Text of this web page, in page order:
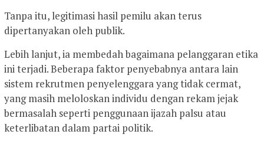
Tanpa itu, legitimasi hasil pemilu akan terus
dipertanyakan oleh publik.
Lebih lanjut, ia membedah bagaimana pelanggaran etika
ini terjadi. Beberapa faktor penyebabnya antara lain
sistem rekrutmen penyelenggara yang tidak cermat,
yang masih meloloskan individu dengan rekam jejak
bermasalah seperti penggunaan ijazah palsu atau
keterlibatan dalam partai politik.